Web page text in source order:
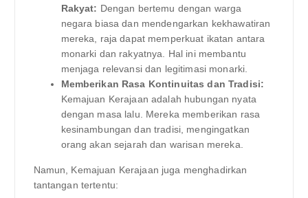
Rakyat: Dengan bertemu dengan warga
negara biasa dan mendengarkan kekhawatiran
mereka, raja dapat memperkuat ikatan antara
monarki dan rakyatnya. Hal ini membantu
menjaga relevansi dan legitimasi monarki.
Memberikan Rasa Kontinuitas dan Tradisi:
Kemajuan Kerajaan adalah hubungan nyata
dengan masa lalu. Mereka memberikan rasa
kesinambungan dan tradisi, mengingatkan
orang akan sejarah dan warisan mereka.
Namun, Kemajuan Kerajaan juga menghadirkan
tantangan tertentu: